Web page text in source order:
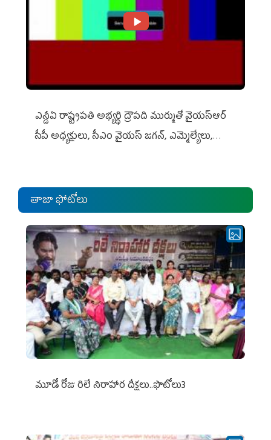
ఎన్డీఏ రాష్ట్ర‌ప‌తి అభ్య‌ర్థి ద్రౌప‌ది ముర్ముతో వైయ‌స్ఆర్
సీపీ అధ్య‌క్షులు, సీఎం వైయ‌స్ జ‌గ‌న్, ఎమ్మెల్యేలు,
తాజా ఫోటోలు
మూడో రోజు రిలే నిరాహార దీక్షలు..ఫొటోలు3